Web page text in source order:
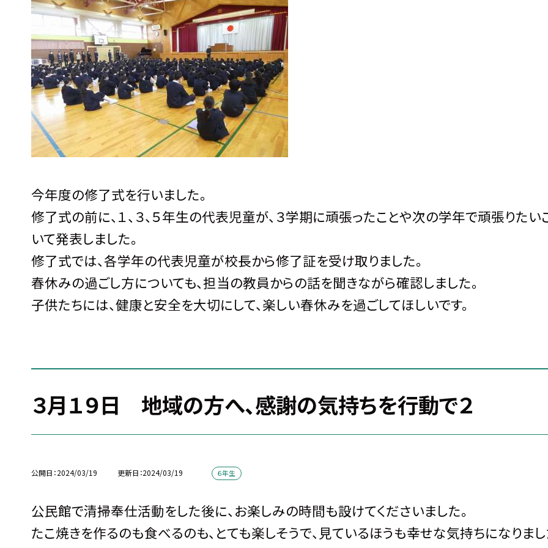
今年度の修了式を行いました。
修了式の前に、１、３、５年生の代表児童が、３学期に頑張ったことや次の学年で頑張りたい
いて発表しました。
修了式では、各学年の代表児童が校長から修了証を受け取りました。
春休みの過ごし方についても、担当の教員からの話を聞きながら確認しました。
子供たちには、健康と安全を大切にして、楽しい春休みを過ごしてほしいです。
３月１９日 地域の方へ、感謝の気持ちを行動で２
公開日 2024/03/19 更新日 2024/03/19 ６年生
公民館で清掃奉仕活動をした後に、お楽しみの時間も設けてくださいました。
たこ焼きを作るのも食べるのも、とても楽しそうで、見ているほうも幸せな気持ちになりまし